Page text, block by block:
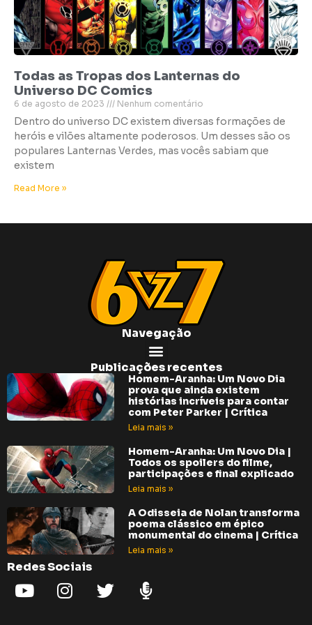
Todas as Tropas dos Lanternas do
Universo DC Comics
6 de agosto de 2023 Nenhum comentário
Dentro do universo DC existem diversas formações de
heróis e vilões altamente poderosos. Um desses são os
populares Lanternas Verdes, mas vocês sabiam que
existem
Read More »
Navegação
Publicações recentes
Homem-Aranha: Um Novo Dia
prova que ainda existem
histórias incríveis para contar
com Peter Parker | Crítica
Leia mais »
Homem-Aranha: Um Novo Dia |
Todos os spoilers do filme,
participações e final explicado
Leia mais »
A Odisseia de Nolan transforma
poema clássico em épico
monumental do cinema | Crítica
Leia mais »
Redes Sociais